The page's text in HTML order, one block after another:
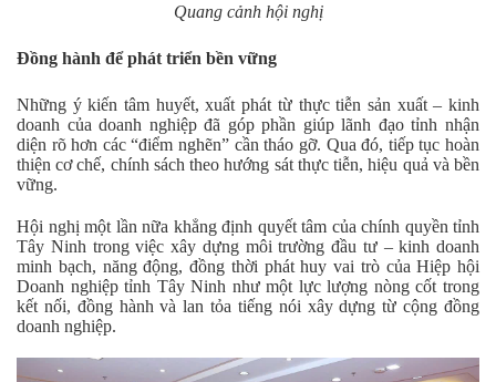
Quang cảnh hội nghị
Đồng hành để phát triển bền vững
Những ý kiến tâm huyết, xuất phát từ thực tiễn sản xuất – kinh
doanh của doanh nghiệp đã góp phần giúp lãnh đạo tỉnh nhận
diện rõ hơn các “điểm nghẽn” cần tháo gỡ. Qua đó, tiếp tục hoàn
thiện cơ chế, chính sách theo hướng sát thực tiễn, hiệu quả và bền
vững.
Hội nghị một lần nữa khẳng định quyết tâm của chính quyền tỉnh
Tây Ninh trong việc xây dựng môi trường đầu tư – kinh doanh
minh bạch, năng động, đồng thời phát huy vai trò của Hiệp hội
Doanh nghiệp tỉnh Tây Ninh như một lực lượng nòng cốt trong
kết nối, đồng hành và lan tỏa tiếng nói xây dựng từ cộng đồng
doanh nghiệp.